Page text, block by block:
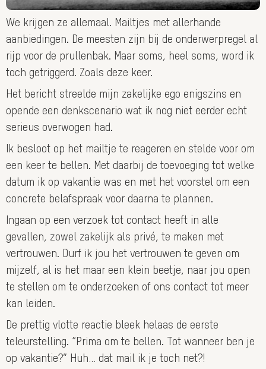
We krijgen ze allemaal. Mailtjes met allerhande
aanbiedingen. De meesten zijn bij de onderwerpregel al
rijp voor de prullenbak. Maar soms, heel soms, word ik
toch getriggerd. Zoals deze keer.
Het bericht streelde mijn zakelijke ego enigszins en
opende een denkscenario wat ik nog niet eerder echt
serieus overwogen had.
Ik besloot op het mailtje te reageren en stelde voor om
een keer te bellen. Met daarbij de toevoeging tot welke
datum ik op vakantie was en met het voorstel om een
concrete belafspraak voor daarna te plannen.
Ingaan op een verzoek tot contact heeft in alle
gevallen, zowel zakelijk als privé, te maken met
vertrouwen. Durf ik jou het vertrouwen te geven om
mijzelf, al is het maar een klein beetje, naar jou open
te stellen om te onderzoeken of ons contact tot meer
kan leiden.
De prettig vlotte reactie bleek helaas de eerste
teleurstelling. “Prima om te bellen. Tot wanneer ben je
op vakantie?” Huh… dat mail ik je toch net?!